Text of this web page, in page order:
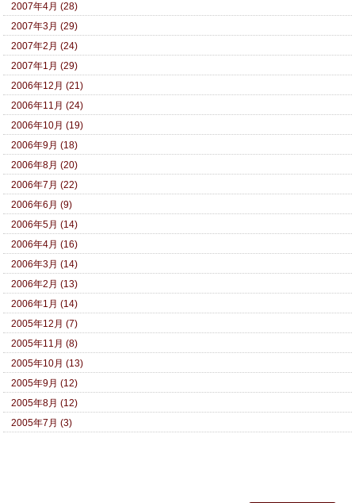
2007年4月 (28)
2007年3月 (29)
2007年2月 (24)
2007年1月 (29)
2006年12月 (21)
2006年11月 (24)
2006年10月 (19)
2006年9月 (18)
2006年8月 (20)
2006年7月 (22)
2006年6月 (9)
2006年5月 (14)
2006年4月 (16)
2006年3月 (14)
2006年2月 (13)
2006年1月 (14)
2005年12月 (7)
2005年11月 (8)
2005年10月 (13)
2005年9月 (12)
2005年8月 (12)
2005年7月 (3)